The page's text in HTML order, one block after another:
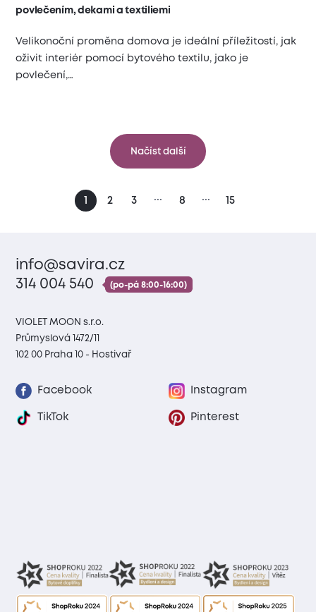
povlečením, dekami a textiliemi
Velikonoční proměna domova je ideální příležitostí, jak
oživit interiér pomocí bytového textilu, jako je
povlečení,…
Načíst další
1 2 3 ... 8 ... 15
info@savira.cz
314 004 540
(po-pá 8:00-16:00)
VIOLET MOON s.r.o.
Průmyslová 1472/11
102 00 Praha 10 - Hostivař
Facebook Instagram
TikTok Pinterest